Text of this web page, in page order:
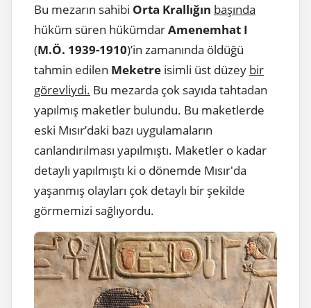
Bu mezarın sahibi Orta Krallığın başında
hüküm süren hükümdarAmenemhat I
(M.Ö. 1939-1910)’in zamanında öldüğü
tahmin edilen Meketre isimli üst düzey bir
görevliydi. Bu mezarda çok sayıda tahtadan
yapılmış maketler bulundu. Bu maketlerde
eski Mısır’daki bazı uygulamaların
canlandırılması yapılmıştı. Maketler o kadar
detaylı yapılmıştı ki o dönemde Mısır'da
yaşanmış olayları çok detaylı bir şekilde
görmemizi sağlıyordu.